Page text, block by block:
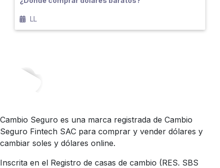
LL
Cambio Seguro es una marca registrada de Cambio
Seguro Fintech SAC para comprar y vender dólares y
cambiar soles y dólares online.
Inscrita en el Registro de casas de cambio (RES. SBS